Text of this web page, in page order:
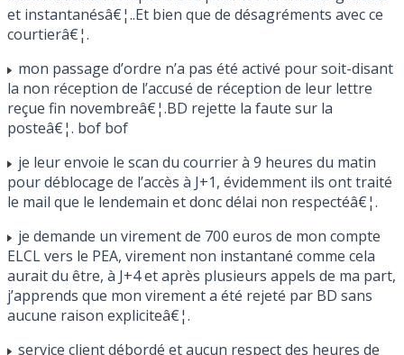
et instantanésâ€¦..Et bien que de désagréments avec ce
courtierâ€¦.
mon passage d’ordre n’a pas été activé pour soit-disant
la non réception de l’accusé de réception de leur lettre
reçue fin novembreâ€¦.BD rejette la faute sur la
posteâ€¦. bof bof
je leur envoie le scan du courrier à 9 heures du matin
pour déblocage de l’accès à J+1, évidemment ils ont traité
le mail que le lendemain et donc délai non respectéâ€¦.
je demande un virement de 700 euros de mon compte
ELCL vers le PEA, virement non instantané comme cela
aurait du être, à J+4 et après plusieurs appels de ma part,
j’apprends que mon virement a été rejeté par BD sans
aucune raison expliciteâ€¦.
service client débordé et aucun respect des heures de